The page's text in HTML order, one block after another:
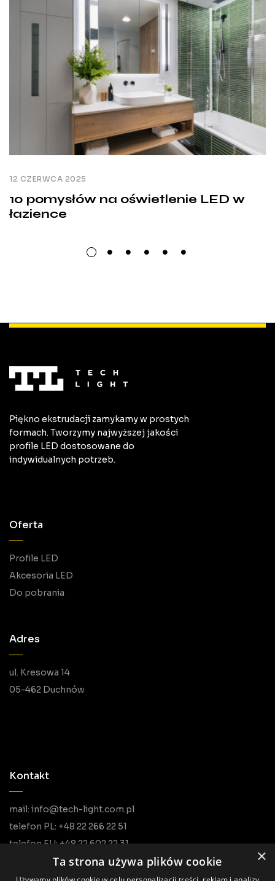
12 CZERWCA 2025
10 pomysłów na oświetlenie LED w
łazience
Piękno ekstrudacji zamykamy w prostych
formach. Tworzymy najwyższej jakości
profile LED dostosowane do
indywidualnych potrzeb.
Oferta
Profile LED
Akcesoria LED
Do pobrania
Adres
ul. Kresowa 14
05-462 Duchnów
Kontakt
mail: info@tech-light.com.pl
telefon PL: +48 22 266 22 51
telefon EU: +48 22 602 22 31
×
Ta strona używa plików cookie